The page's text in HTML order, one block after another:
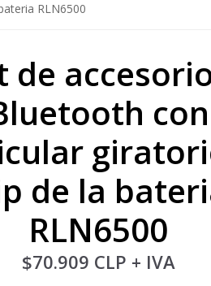
RLN6500
de
con
de la
RLN6500
$70.909 CLP + IVA